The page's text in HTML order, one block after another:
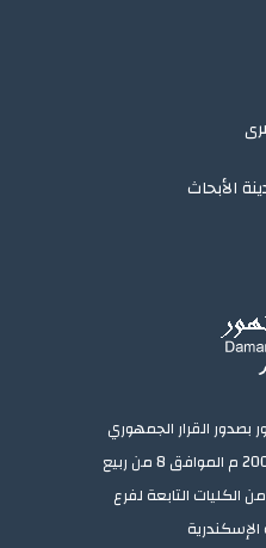
الأبحاث
القرار الجمهوري
رقم 87 في 27 مارس عام 2007 م الموافق 8 من ربيع
كواحدة من الكليات التابعة لفرع